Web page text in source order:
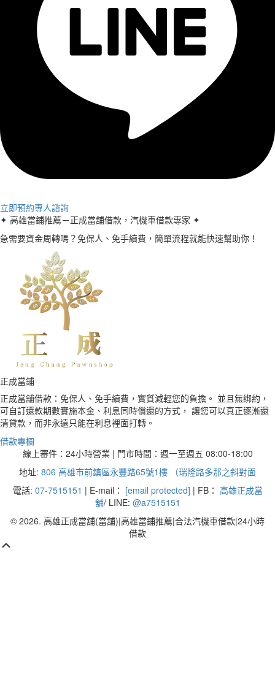
立即預約專人諮詢
✦ 高雄當鋪推薦－正成當舖借款，汽機車借款專家 ✦
急需要資金周轉嗎？免保人、免手續費，簡單流程就能快速幫助你！
正成當鋪
正成當舖借款：免保人、免手續費，實質減輕您的負擔。 並且無綁約，
可自訂還款期數實施本金、利息同時償還的方式， 讓您可以真正逐漸還
清貸款，而非永遠只能在利息裡面打轉。
借款專欄
線上審件：24小時營業 | 門市時間：週一至週五 08:00-18:00
地址: 806 高雄市前鎮區永豐路65號1樓 （瑞隆路多那之斜對面
電話: 07-7515151 | E-mail： [email protected] | FB： 高雄正成當
舖/ LINE: @a7515151
© 2026. 高雄正成當舖(當舖)|高雄當鋪推薦|合法汽機車借款|24小時
借款